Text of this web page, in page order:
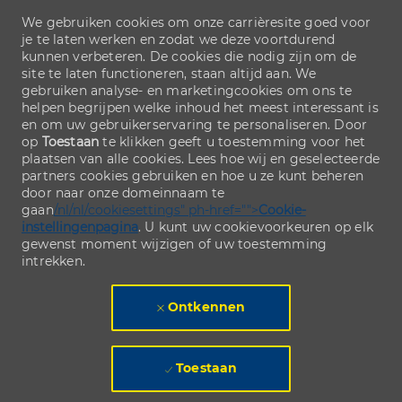
We gebruiken cookies om onze carrièresite goed voor
je te laten werken en zodat we deze voortdurend
kunnen verbeteren. De cookies die nodig zijn om de
site te laten functioneren, staan altijd aan. We
gebruiken analyse- en marketingcookies om ons te
helpen begrijpen welke inhoud het meest interessant is
en om uw gebruikerservaring te personaliseren. Door
op Toestaan te klikken geeft u toestemming voor het
plaatsen van alle cookies. Lees hoe wij en geselecteerde
partners cookies gebruiken en hoe u ze kunt beheren
door naar onze domeinnaam te
gaan/nl/nl/cookiesettings" ph-href="">Cookie-
instellingenpagina. U kunt uw cookievoorkeuren op elk
gewenst moment wijzigen of uw toestemming
intrekken.
Ontkennen
Toestaan